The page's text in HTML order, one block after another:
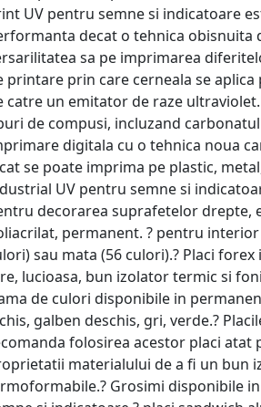
UV pentru semne si indicatoare
decat o tehnica obisnuita
sa pe imprimarea
printare prin care cerneala se
catre un emitator de raze
de compusi, incluzand
digitala cu o tehnica noua
se poate imprima pe plastic,
UV pentru semne si
decorarea suprafetelor drepte,
permanent. ? pentru
sau mata (56 culori).? Placi
lucioasa, bun izolator termic si
de culori disponibile in
galben deschis, gri, verde.?
folosirea acestor placi
materialului de a fi un bun
Grosimi disponibile